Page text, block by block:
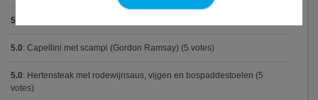
5.0
5.0: Capellini met scampi (Gordon Ramsay) (5 votes)
5.0: Hertensteak met rodewijnsaus, vijgen en bospaddestoelen (5
votes)